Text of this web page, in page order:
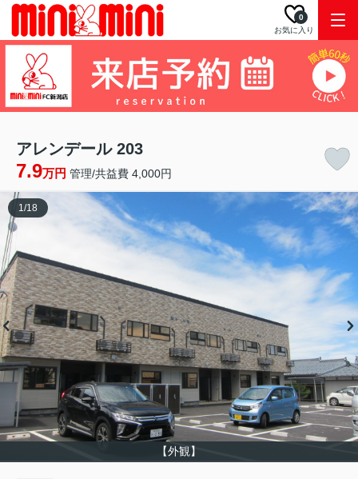
お気に入り
0
アレンデール 203
7.9万円 管理/共益費 4,000円
【外観】
1 /18